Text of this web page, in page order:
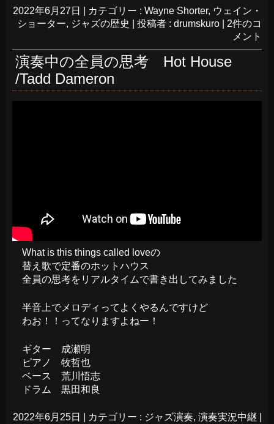
2022年6月27日 カテゴリー : Wayne Shorter, ウェイン・
ショーター, ジャズの歴史 投稿者 : drumskuro
2件のコ
メント
演奏中の全員の思考 Hot House
/Tadd Dameron
What is this things called loveの
替え歌で定番のホットハウス
全員の思考をリアルタイムで書き出してみました
半音上でメロディってよくやるんですけど
わお！！ってなりますよねー！
ギター 成瀬明
ピアノ 牧哲也
ベース 荒川悟志
ドラム 黒田和良
2022年6月25日 カテゴリー : ジャズ演奏, 演奏実況中継